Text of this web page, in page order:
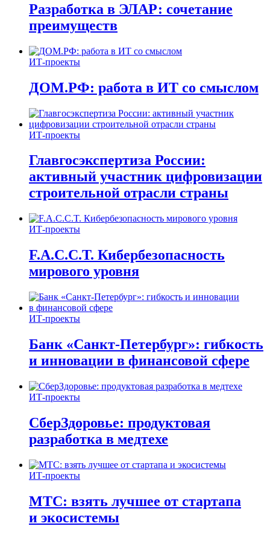
Разработка в ЭЛАР: сочетание
преимуществ
ИТ-проекты
ДОМ.РФ: работа в ИТ со смыслом
ИТ-проекты
Главгосэкспертиза России:
активный участник цифровизации
строительной отрасли страны
ИТ-проекты
F.A.C.C.T. Кибербезопасность
мирового уровня
ИТ-проекты
Банк «Санкт-Петербург»: гибкость
и инновации в финансовой сфере
ИТ-проекты
СберЗдоровье: продуктовая
разработка в медтехе
ИТ-проекты
МТС: взять лучшее от стартапа
и экосистемы